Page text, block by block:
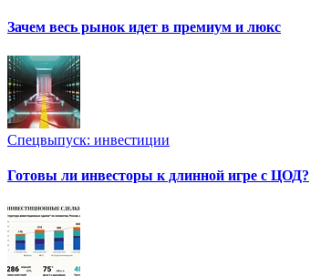
Зачем весь рынок идет в премиум и люкс
Спецвыпуск: инвестиции
Готовы ли инвесторы к длинной игре с ЦОД?